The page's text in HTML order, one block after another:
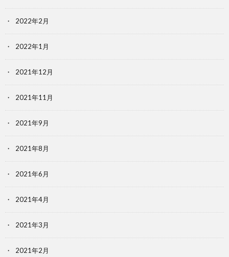
2022年2月
2022年1月
2021年12月
2021年11月
2021年9月
2021年8月
2021年6月
2021年4月
2021年3月
2021年2月